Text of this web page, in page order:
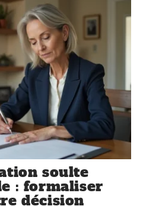
soulte
: formaliser
décision